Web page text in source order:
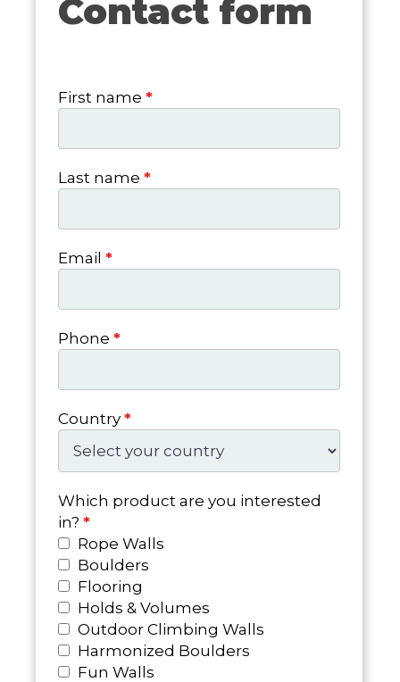
form
Contact form
First name *
Last name *
Email *
Phone *
Country *
Which product are you interested
in? *
Rope Walls
Boulders
Flooring
Holds & Volumes
Outdoor Climbing Walls
Harmonized Boulders
Fun Walls